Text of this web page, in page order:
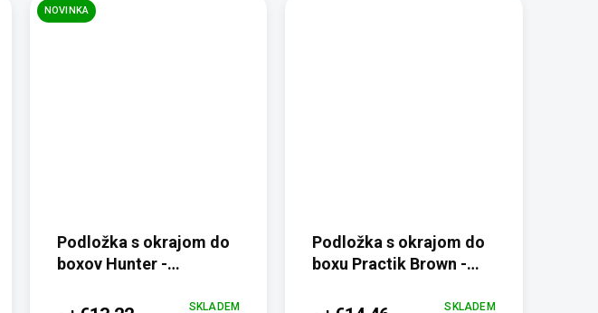
NOVINKA
Podložka s okrajom do
boxov Hunter -
termoizolačná
SKLADEM
Podložka s okrajom do
boxu Practik Brown -
termoizolačná
SKLADEM